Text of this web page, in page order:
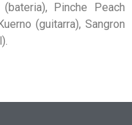
Pinche Peach
(guitarra), Sangron